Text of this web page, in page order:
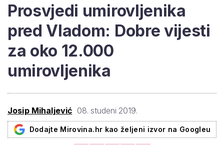
Prosvjedi umirovljenika
pred Vladom: Dobre vijesti
za oko 12.000
umirovljenika
Josip Mihaljević 08. studeni 2019.
Dodajte Mirovina.hr kao željeni izvor na Googleu